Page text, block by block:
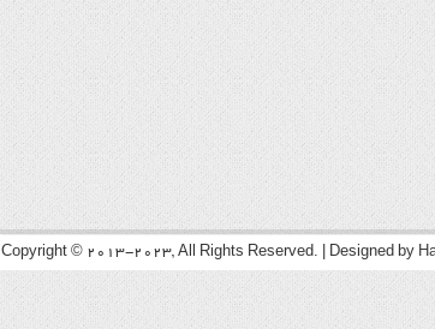
Copyright © 2013-2023, All Rights Reserved. | Designed by